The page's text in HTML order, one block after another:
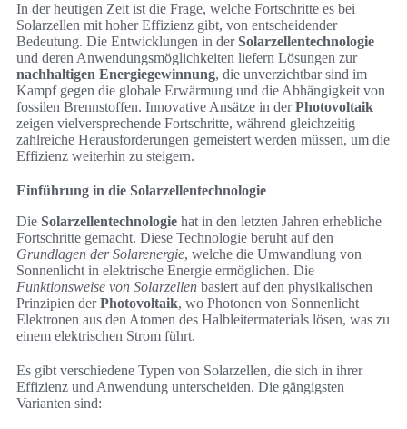
In der heutigen Zeit ist die Frage, welche Fortschritte es bei
Solarzellen mit hoher Effizienz gibt, von entscheidender
Bedeutung. Die Entwicklungen in derSolarzellentechnologie
und deren Anwendungsmöglichkeiten liefern Lösungen zur
nachhaltigen Energiegewinnung, die unverzichtbar sind im
Kampf gegen die globale Erwärmung und die Abhängigkeit von
fossilen Brennstoffen. Innovative Ansätze in derPhotovoltaik
zeigen vielversprechende Fortschritte, während gleichzeitig
zahlreiche Herausforderungen gemeistert werden müssen, um die
Effizienz weiterhin zu steigern.
Einführung in die Solarzellentechnologie
Die Solarzellentechnologie hat in den letzten Jahren erhebliche
Fortschritte gemacht. Diese Technologie beruht auf den
Grundlagen der Solarenergie, welche die Umwandlung von
Sonnenlicht in elektrische Energie ermöglichen. Die
Funktionsweise von Solarzellen basiert auf den physikalischen
Prinzipien derPhotovoltaik, wo Photonen von Sonnenlicht
Elektronen aus den Atomen des Halbleitermaterials lösen, was zu
einem elektrischen Strom führt.
Es gibt verschiedene Typen von Solarzellen, die sich in ihrer
Effizienz und Anwendung unterscheiden. Die gängigsten
Varianten sind: